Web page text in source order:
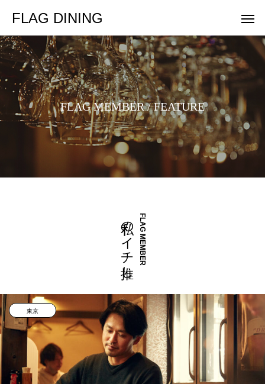
FLAG DINING
FLAG MEMBER / FEATURE
FLAG MEMBER
私のイチ推し
東京